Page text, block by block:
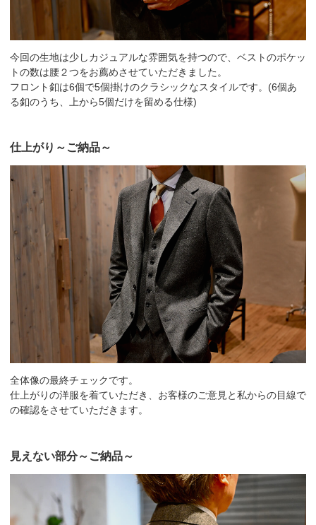
今回の生地は少しカジュアルな雰囲気を持つので、ベストのポケッ
トの数は腰２つをお薦めさせていただきました。
フロント釦は6個で5個掛けのクラシックなスタイルです。(6個あ
る釦のうち、上から5個だけを留める仕様)
仕上がり～ご納品～
全体像の最終チェックです。
仕上がりの洋服を着ていただき、お客様のご意見と私からの目線で
の確認をさせていただきます。
見えない部分～ご納品～